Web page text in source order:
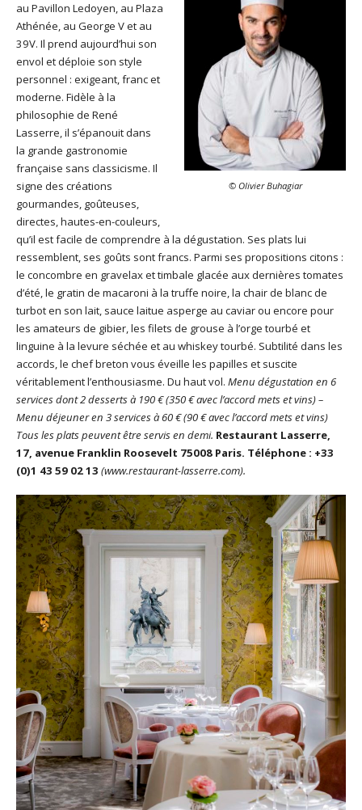
© Olivier Buhagiar
au Pavillon Ledoyen, au Plaza
Athénée, au George V et au
39V. Il prend aujourd’hui son
envol et déploie son style
personnel : exigeant, franc et
moderne. Fidèle à la
philosophie de René
Lasserre, il s’épanouit dans
la grande gastronomie
française sans classicisme. Il
signe des créations
gourmandes, goûteuses,
directes, hautes-en-couleurs,
qu’il est facile de comprendre à la dégustation. Ses plats lui
ressemblent, ses goûts sont francs. Parmi ses propositions citons :
le concombre en gravelax et timbale glacée aux dernières tomates
d’été, le gratin de macaroni à la truffe noire, la chair de blanc de
turbot en son lait, sauce laitue asperge au caviar ou encore pour
les amateurs de gibier, les filets de grouse à l’orge tourbé et
linguine à la levure séchée et au whiskey tourbé. Subtilité dans les
accords, le chef breton vous éveille les papilles et suscite
véritablement l’enthousiasme. Du haut vol. Menu dégustation en 6
services dont 2 desserts à 190 € (350 € avec l’accord mets et vins) –
Menu déjeuner en 3 services à 60 € (90 € avec l’accord mets et vins)
Tous les plats peuvent être servis en demi. Restaurant Lasserre,
17, avenue Franklin Roosevelt 75008 Paris. Téléphone : +33
(0)1 43 59 02 13 (www.restaurant-lasserre.com).